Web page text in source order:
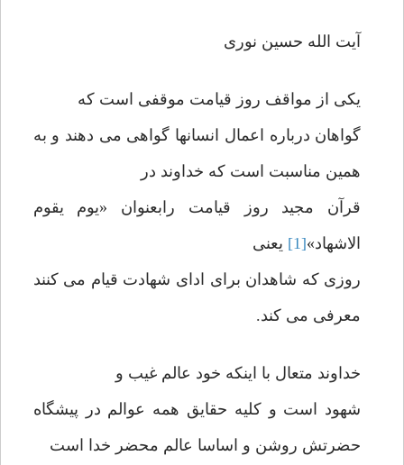
آیت الله حسین نوری
یکی از مواقف روز قیامت موقفی است که
گواهان درباره اعمال انسانها گواهی می دهند و به
همین مناسبت است که خداوند در
قرآن مجید روز قیامت رابعنوان «یوم یقوم
الاشهاد»[1]
یعنی
روزی که شاهدان برای ادای شهادت قیام می کنند
معرفی می کند.
خداوند متعال با اینکه خود عالم غیب و
شهود است و کلیه حقایق همه عوالم در پیشگاه
حضرتش روشن و اساسا عالم محضر خدا است